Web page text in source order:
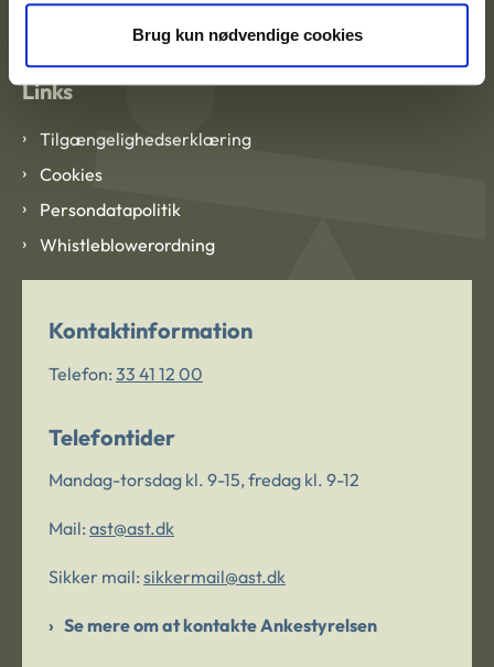
Brug kun nødvendige cookies
Links
Tilgængelighedserklæring
Cookies
Persondatapolitik
Whistleblowerordning
Kontaktinformation
Telefon: 33 41 12 00
Telefontider
Mandag-torsdag kl. 9-15, fredag kl. 9-12
Mail: ast@ast.dk
Sikker mail: sikkermail@ast.dk
Se mere om at kontakte Ankestyrelsen